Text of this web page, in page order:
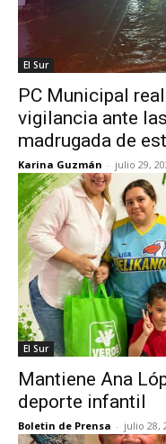
El Sur
PC Municipal
vigilancia ante
madrugada de
Karina Guzmán - julio 29,
El Sur
Mantiene Ana
deporte infantil
Boletin de Prensa - julio 28,